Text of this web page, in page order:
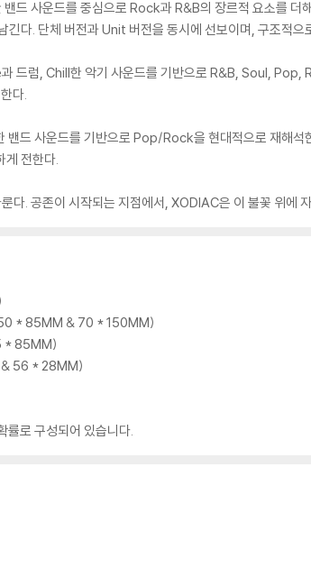
밴드 사운드를 중심으로 Rock과 R&B의 장르적 요소를
긴다. 단체 버전과 Unit 버전을 동시에 선보이며, 구조적
드럼, Chill한 악기 사운드를 기반으로 R&B, Soul, Pop,
다.
밴드 사운드를 기반으로 Pop/Rock을 현대적으로 재해석
게 전한다.
. 공존이 시작되는 지점에서, XODIAC은 이 불꽃 위에
* 85MM & 70 * 150MM)
* 85MM)
56 * 28MM)
률로 구성되어 있습니다.